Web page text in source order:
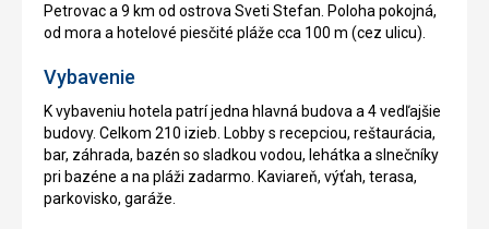
Petrovac a 9 km od ostrova Sveti Stefan. Poloha pokojná,
od mora a hotelové piesčité pláže cca 100 m (cez ulicu).
Vybavenie
K vybaveniu hotela patrí jedna hlavná budova a 4 vedľajšie
budovy. Celkom 210 izieb. Lobby s recepciou, reštaurácia,
bar, záhrada, bazén so sladkou vodou, lehátka a slnečníky
pri bazéne a na pláži zadarmo. Kaviareň, výťah, terasa,
parkovisko, garáže.